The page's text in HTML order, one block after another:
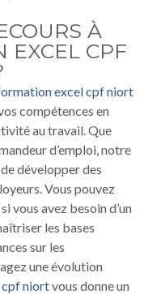
À
EXCEL CPF
excel cpf niort
compétences en
au travail. Que
d’emploi, notre
développer des
Vous pouvez
si vous avez besoin d’un
les bases
sur les
une évolution
niortvous donne un